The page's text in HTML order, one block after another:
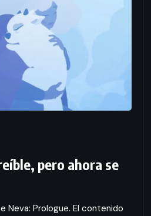
pero ahora se
Neva: Prologue. El contenido